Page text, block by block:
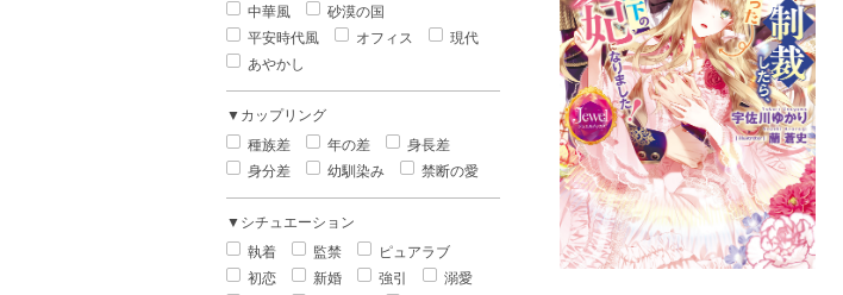
中華風
砂漠の国
平安時代風
オフィス
現代
あやかし
▼カップリング
種族差
年の差
身長差
身分差
幼馴染み 禁断の愛
▼シチュエーション
執着
監禁
ピュアラブ
初恋
新婚 強引
溺愛